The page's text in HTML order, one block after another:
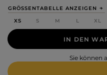
GRÖSSENTABELLE ANZEIGEN
XS
S M L XL
IN DEN
Sie können